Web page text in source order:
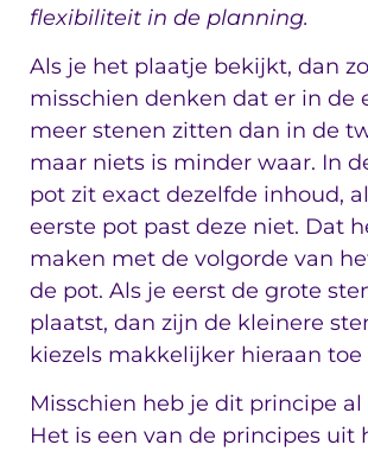
flexibiliteit in de planning.
Als je het plaatje bekijkt, dan
misschien denken dat er in de
meer stenen zitten dan in de
maar niets is minder waar. In
pot zit exact dezelfde inhoud,
eerste pot past deze niet. Dat
maken met de volgorde van
de pot. Als je eerst de grote
plaatst, dan zijn de kleinere
kiezels makkelijker hieraan toe
Misschien heb je dit principe al
Het is een van de principes uit